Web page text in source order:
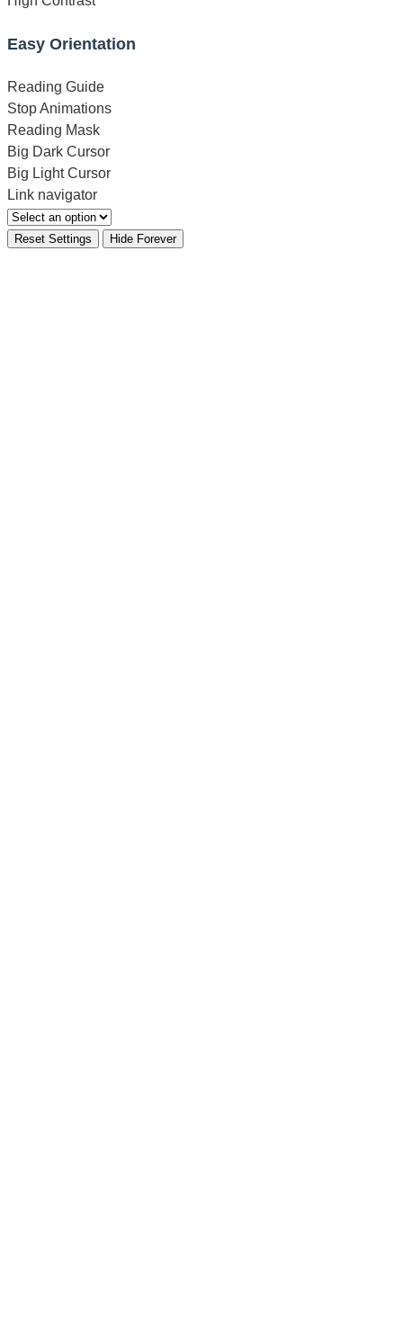
Easy Orientation
Reading Guide
Stop Animations
Reading Mask
Big Dark Cursor
Big Light Cursor
Link navigator
Reset Settings Hide Forever